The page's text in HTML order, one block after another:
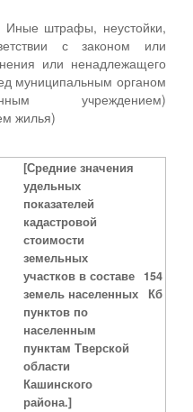
Иные штрафы, неустойки,
с законом или
или ненадлежащего
муниципальным органом
учреждением)
жилья)
[Средние значения
удельных
показателей
кадастровой
стоимости
земельных
участков в составе
земель населенных
пунктов по
населенным
пунктам Тверской
области
Кашинского
района.]
154
Кб